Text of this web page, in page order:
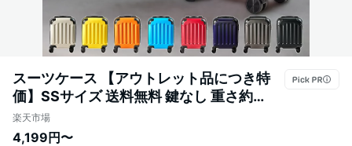
スーツケース 【アウトレット品につき特
価】SSサイズ 送料無料 鍵なし 重さ約
2.1kg 容量21L suitcase キャリーバッグ キ
ャリーケース 機内持ち込み スーツケース
楽天市場
4,199円〜